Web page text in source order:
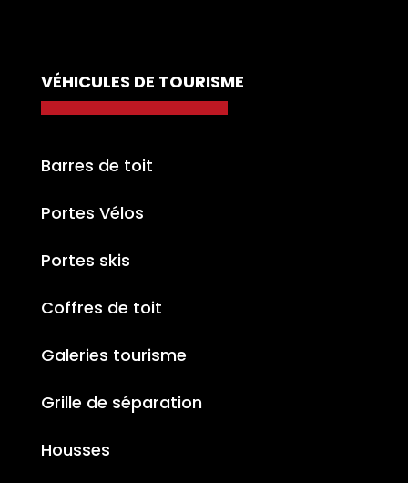
VÉHICULES DE TOURISME
Barres de toit
Portes Vélos
Portes skis
Coffres de toit
Galeries tourisme
Grille de séparation
Housses